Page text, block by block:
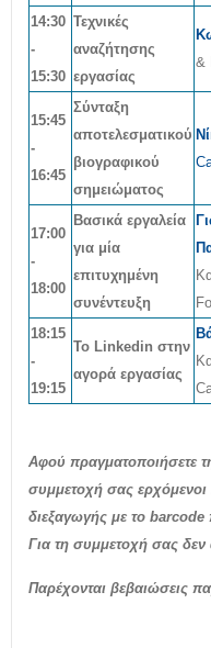
14:30
-
15:30
Τεχνικές
αναζήτησης
εργασίας
&
15:45
-
16:45
Σύνταξη
αποτελεσματικού
βιογραφικού
σημειώματος
17:00
-
18:00
Βασικά εργαλεία
για μία
επιτυχημένη
συνέντευξη
18:15
-
19:15
Το Linkedin στην
αγορά εργασίας
Αφού πραγματοποιήσετε
συμμετοχή σας
διεξαγωγής με το barcode
Για τη συμμετοχή σας δεν
Παρέχονται βεβαιώσεις